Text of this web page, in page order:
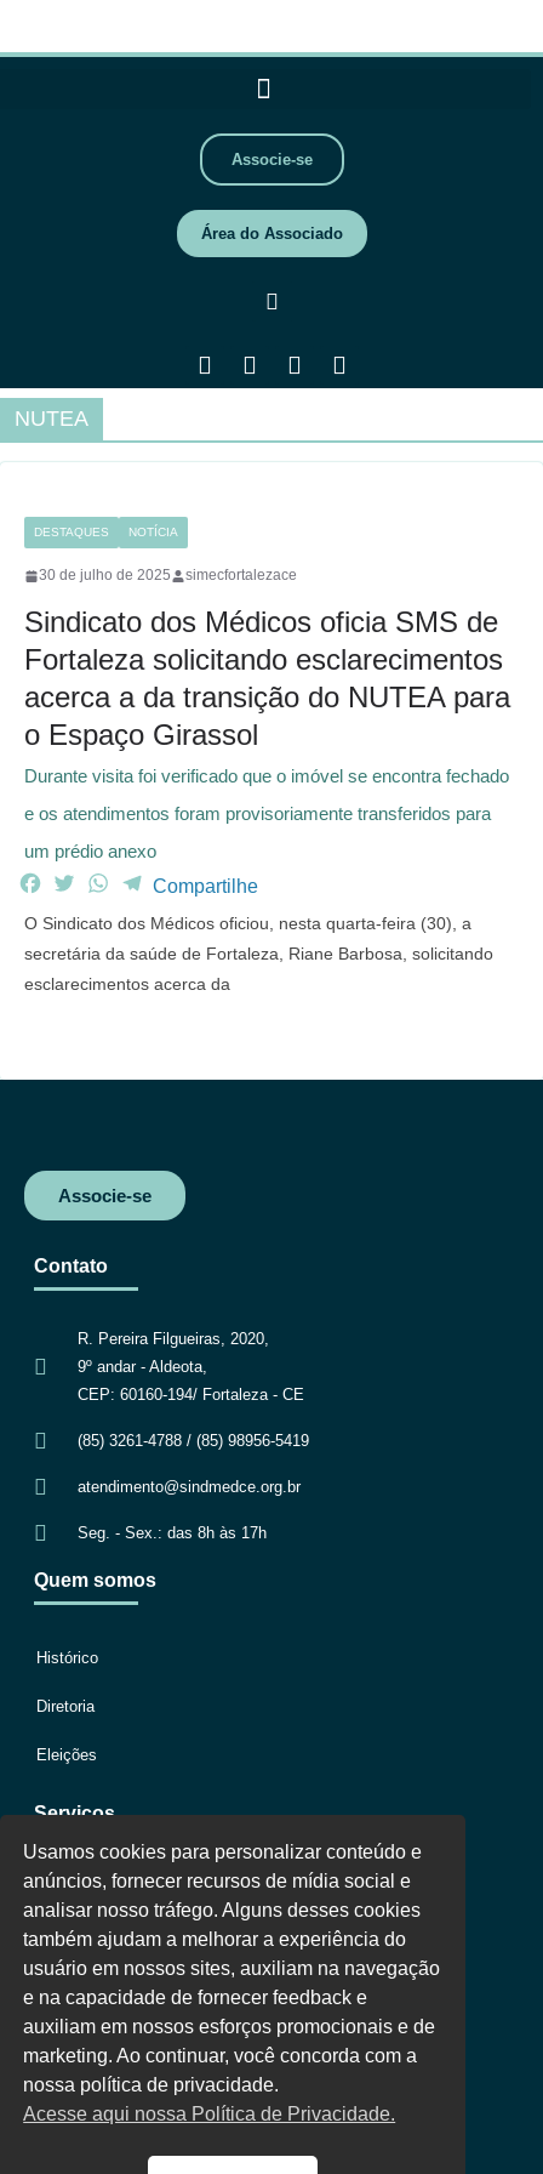
Associe-se
Área do Associado
NUTEA
DESTAQUES NOTÍCIA
30 de julho de 2025 simecfortalezace
Sindicato dos Médicos oficia SMS de
Fortaleza solicitando esclarecimentos
acerca a da transição do NUTEA para
o Espaço Girassol
Durante visita foi verificado que o imóvel se encontra fechado
e os atendimentos foram provisoriamente transferidos para
um prédio anexo
F
c
e
b
T
i
t
t
W
a
t
s
T
e
g
Compartilhe
O Sindicato dos Médicos oficiou, nesta quarta-feira (30), a
secretária da saúde de Fortaleza, Riane Barbosa, solicitando
esclarecimentos acerca da
Associe-se
Contato
R. Pereira Filgueiras, 2020,
9º andar - Aldeota,
CEP: 60160-194/ Fortaleza - CE
(85) 3261-4788 / (85) 98956-5419
atendimento@sindmedce.org.br
Seg. - Sex.: das 8h às 17h
Quem somos
Histórico
Diretoria
Eleições
Serviços
Jurídico
Oportunidades
Clube de Vantagens
Área Colaborador
Usamos cookies para personalizar conteúdo e
anúncios, fornecer recursos de mídia social e
analisar nosso tráfego. Alguns desses cookies
também ajudam a melhorar a experiência do
usuário em nossos sites, auxiliam na navegação
e na capacidade de fornecer feedback e
auxiliam em nossos esforços promocionais e de
marketing. Ao continuar, você concorda com a
nossa política de privacidade.
Acesse aqui nossa Política de Privacidade.